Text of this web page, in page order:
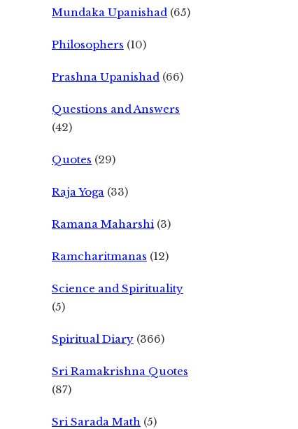
Mundaka Upanishad (65)
Philosophers (10)
Prashna Upanishad (66)
Questions and Answers
(42)
Quotes (29)
Raja Yoga (33)
Ramana Maharshi (3)
Ramcharitmanas (12)
Science and Spirituality
(5)
Spiritual Diary (366)
Sri Ramakrishna Quotes
(87)
Sri Sarada Math (5)